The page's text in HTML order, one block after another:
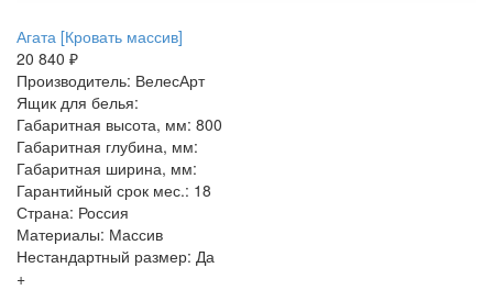
Агата [Кровать массив]
20 840 ₽
Производитель: ВелесАрт
Ящик для белья:
Габаритная высота, мм: 800
Габаритная глубина, мм:
Габаритная ширина, мм:
Гарантийный срок мес.: 18
Страна: Россия
Материалы: Массив
Нестандартный размер: Да
+